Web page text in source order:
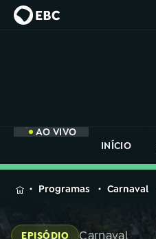
AO VIVO
INÍCIO
MENU
na
Programas Carnaval
EPISÓDIO Carnaval